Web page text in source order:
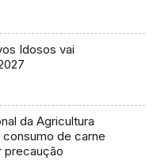
Idosos vai
da Agricultura
de carne
precaução